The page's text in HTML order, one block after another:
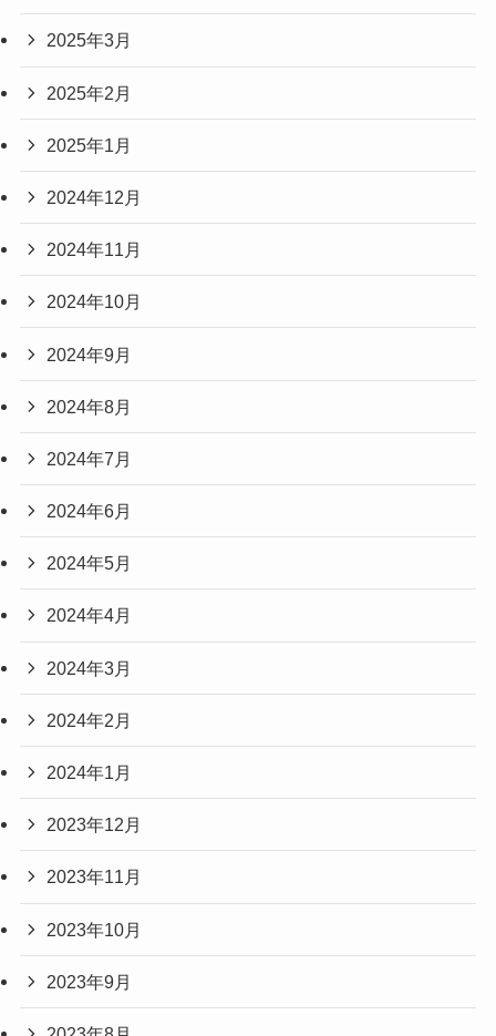
2025年3月
2025年2月
2025年1月
2024年12月
2024年11月
2024年10月
2024年9月
2024年8月
2024年7月
2024年6月
2024年5月
2024年4月
2024年3月
2024年2月
2024年1月
2023年12月
2023年11月
2023年10月
2023年9月